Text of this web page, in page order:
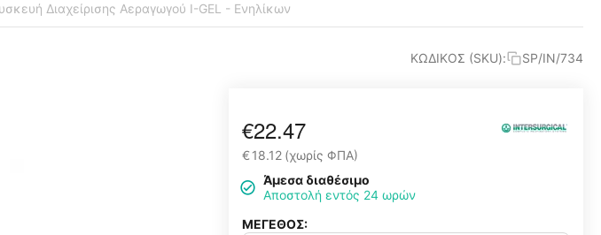
Διαχείρισης Αεραγωγού I-GEL - Ενηλίκων
ΚΩΔΙΚΟΣ (SKU): SP/IN/734
€22.47
€18.12 (χωρίς ΦΠΑ)
Άμεσα διαθέσιμο
Αποστολή εντός 24 ωρών
ΜΕΓΕΘΟΣ: